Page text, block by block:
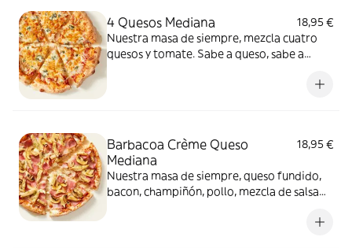
4 Quesos Mediana
18,95 €
Nuestra masa de siempre, mezcla cuatro
quesos y tomate. Sabe a queso, sabe a
Barbacoa Crème Queso
Mediana
18,95 €
Nuestra masa de siempre, queso fundido,
bacon, champiñón, pollo, mezcla de salsa